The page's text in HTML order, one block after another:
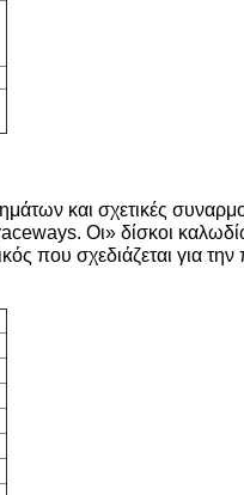
και σχετικές
Οι» δίσκοι
που σχεδιάζεται για